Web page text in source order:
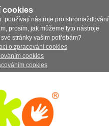
cookies
používají nástroje pro shromažďování
prosím, jak můžeme tyto nástroje
stránky vašim potřebám?
o zpracování cookies
cookies
cookies